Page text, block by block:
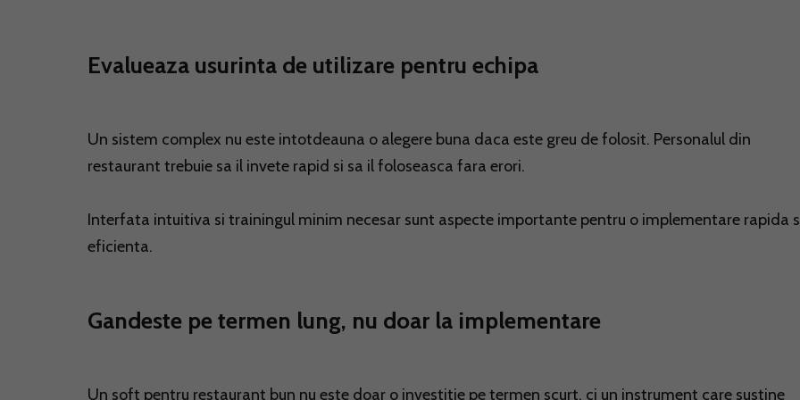
Evalueaza usurinta de utilizare pentru echipa
Un sistem complex nu este intotdeauna o alegere buna daca este greu de folosit. Personalul din
restaurant trebuie sa il invete rapid si sa il foloseasca fara erori.
Interfata intuitiva si trainingul minim necesar sunt aspecte importante pentru o implementare rapida
eficienta.
Gandeste pe termen lung, nu doar la implementare
Un soft pentru restaurant bun nu este doar o investitie pe termen scurt, ci un instrument care sustine